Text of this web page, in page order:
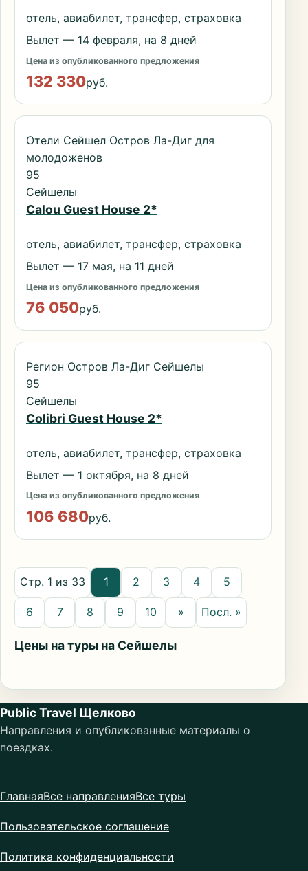
отель, авиабилет, трансфер, страховка
Вылет — 14 февраля, на 8 дней
Цена из опубликованного предложения
132 330руб.
Отели Сейшел Остров Ла-Диг для
молодоженов
95
Сейшелы
Calou Guest House 2*
отель, авиабилет, трансфер, страховка
Вылет — 17 мая, на 11 дней
Цена из опубликованного предложения
76 050руб.
Регион Остров Ла-Диг Сейшелы
95
Сейшелы
Colibri Guest House 2*
отель, авиабилет, трансфер, страховка
Вылет — 1 октября, на 8 дней
Цена из опубликованного предложения
106 680руб.
Стр. 1 из 33 1 2 3 4 5
6 7 8 9 10 » Посл. »
Цены на туры на Сейшелы
Public Travel Щелково
Направления и опубликованные материалы о
поездках.
ГлавнаяВсе направленияВсе туры
Пользовательское соглашение
Политика конфиденциальности